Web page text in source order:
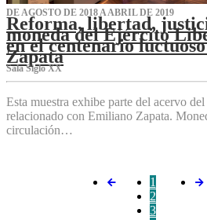
DE AGOSTO DE 2018 A ABRIL DE 2019
Reforma, libertad,
moneda del Ejército
en el centenario
Zapata
Sala Siglo XX
Esta muestra exhibe parte del acervo
relacionado con Emiliano Zapata.
circulación…
1
2
3